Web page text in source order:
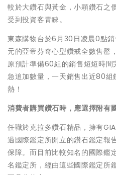
較於大鑽石與黃金，小顆鑽石之
受到投資客青睞。
東森購物台於6月30日凌晨0點
元的亞帝芬奇心型鑽戒全數售罄
原預計準備60組的銷售短短時
急追加數量，一天銷售出近80組
熱！
消費者購買鑽石時，應選擇附有
任職於克拉多鑽石精品，擁有
過國際鑑定所開立的鑽石鑑定報
保障。而目前比較知名的國際鑑
名鑑定所，經由這些國際鑑定所